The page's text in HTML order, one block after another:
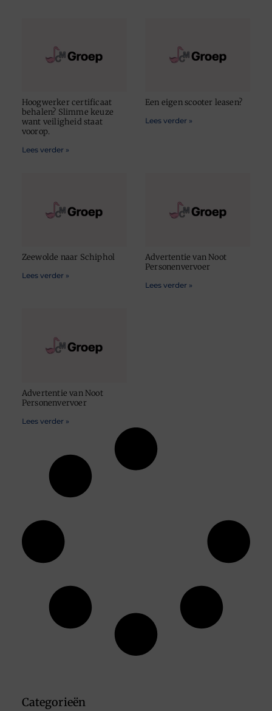
Categorieën
Hoogwerker certificaat
behalen? Slimme keuze
want veiligheid staat
voorop.
Lees verder »
Een eigen scooter leasen?
Lees verder »
Zeewolde naar Schiphol
Lees verder »
Advertentie van Noot
Personenvervoer
Lees verder »
Advertentie van Noot
Personenvervoer
Lees verder »